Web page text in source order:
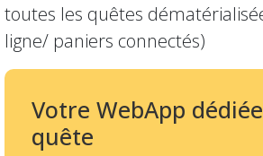
toutes les quêtes
ligne/ paniers connectés)
Votre WebApp
quête